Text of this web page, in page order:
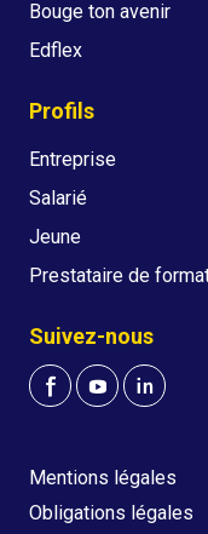
Bouge ton avenir
Edflex
Profils
Entreprise
Salarié
Jeune
Prestataire de
Suivez-nous
Mentions légales
Obligations légales